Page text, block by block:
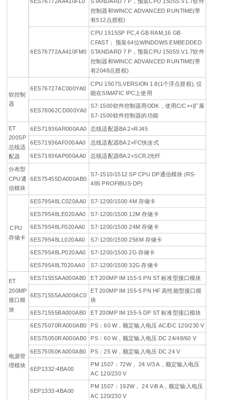
控制器和WINCC ADVANCED RUNTIME(带
有512点授权)
6ES76772AA410FM0
CPU 1515SP PC,4 GB RAM,16 GB
CFAST； 预装64位WINDOWS EMBEDDED
STANDARD 7 P，预装CPU 1505S V1.7软件
控制器和WINCC ADVANCED RUNTIME(带
有2048点授权)
软控制
器
6ES76727AC000YA0
CPU 1507S,VERSION 1.8(1个浮点授权), 仅
能在SIMATIC IPC上使用
6ES78062CD000YA0
S7-1500软件控制器用ODK，使用C/C++扩展
S7-1500软件控制器的功能
ET
200SP
总线适
配器
6ES71936AR000AA0 总线适配器BA 2×RJ45
6ES71936AF000AA0 总线适配器BA 2×FC快连式
6ES71936AP000AA0 总线适配器BA 2×SCRJ光纤
分布型
CPU通
信模块
6ES75455DA000AB0
S7-1510/1512 SP CPU DP通信模块 (RS-
485 PROFIBUS-DP)
CPU
存储卡
6ES79548LC020AA0
S7-1200/1500 4M 存储卡
6ES79548LE020AA0
S7-1200/1500 12M 存储卡
6ES79548LF020AA0
S7-1200/1500 24M 存储卡
6ES79548LL020AA0
S7-1200/1500 256M 存储卡
6ES79548LP020AA0
S7-1200/1500 2G 存储卡
6ES79548LT020AA0
S7-1200/1500 32G 存储卡
ET
200MP
接口模
块
6ES71555AA000AB0 ET 200MP IM 155-5 PN ST 标准型接口模块
6ES71555AA000AC0
ET 200MP IM 155-5 PN HF 高性能型接口模
块
6ES71555BA000AB0
ET 200MP IM 155-5 DP ST 标准型接口模块
电源管
理模块
6ES75070RA000AB0
PS：60 W，额定输入电压 AC/DC 120/230 V
6ES75050RA000AB0
PS：60 W，额定输入电压 DC 24/48/60 V
6ES75050KA000AB0
PS：25 W，额定输入电压 DC 24 V
6EP1332-4BA00
PM 1507：72W， 24 V/3 A，额定输入电压
AC 120/230 V
6EP1333-4BA00
PM 1507：192W， 24 V/8 A，额定输入电压
AC 120/230 V